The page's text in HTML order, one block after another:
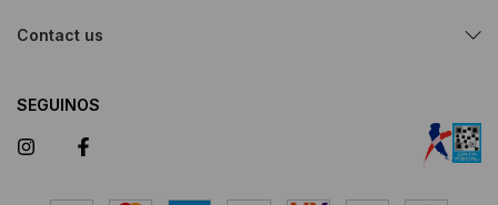
Contact us
SEGUINOS